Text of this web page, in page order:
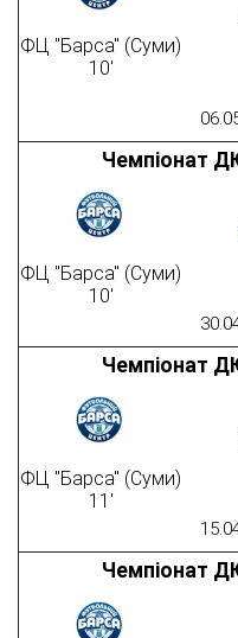
ФЦ "Барса" (Суми)
10'
Чемпіонат
ФЦ "Барса" (Суми)
10'
Чемпіонат
ФЦ "Барса" (Суми)
11'
Чемпіонат